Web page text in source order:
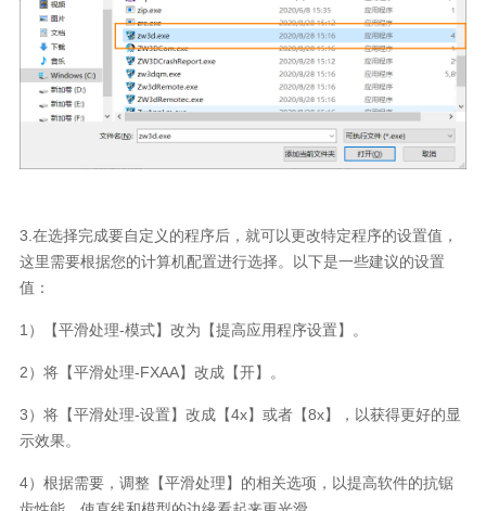
3.在选择完成要自定义的程序后，就可以更改特定程序的设置值，
这里需要根据您的计算机配置进行选择。以下是一些建议的设置
值：
1）【平滑处理-模式】改为【提高应用程序设置】。
2）将【平滑处理-FXAA】改成【开】。
3）将【平滑处理-设置】改成【4x】或者【8x】，以获得更好的显
示效果。
4）根据需要，调整【平滑处理】的相关选项，以提高软件的抗锯